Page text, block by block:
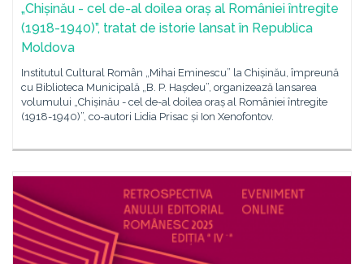
„Chișinău - cel de-al doilea oraș al României întregite
(1918-1940)”, tratat de istorie lansat în Republica
Moldova
Institutul Cultural Român „Mihai Eminescu” la Chișinău, împreună
cu Biblioteca Municipală „B. P. Hașdeu”, organizează lansarea
volumului „Chișinău - cel de-al doilea oraș al României întregite
(1918-1940)”, co-autori Lidia Prisac și Ion Xenofontov.